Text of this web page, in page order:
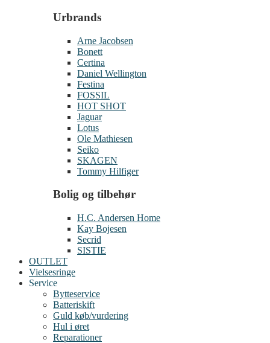
Urbrands
Arne Jacobsen
Bonett
Certina
Daniel Wellington
Festina
FOSSIL
HOT SHOT
Jaguar
Lotus
Ole Mathiesen
Seiko
SKAGEN
Tommy Hilfiger
Bolig og tilbehør
H.C. Andersen Home
Kay Bojesen
Secrid
SISTIE
OUTLET
Vielsesringe
Service
Bytteservice
Batteriskift
Guld køb/vurdering
Hul i øret
Reparationer